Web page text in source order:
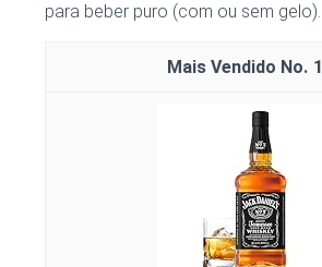
para beber puro (com ou sem gelo).
1